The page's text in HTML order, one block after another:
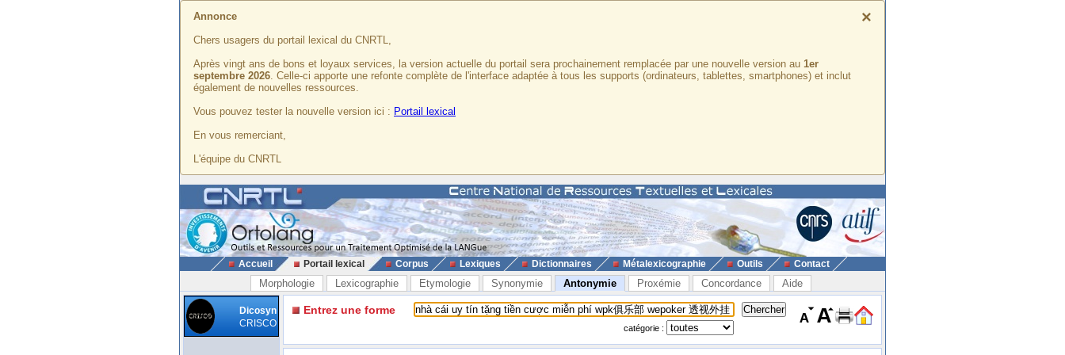
×
Annonce
Chers usagers du portail lexical du CNRTL,
Après vingt ans de bons et loyaux services, la version actuelle du portail sera prochainement remplacée par une nouvelle version au 1er
septembre 2026. Celle-ci apporte une refonte complète de l'interface adaptée à tous les supports (ordinateurs, tablettes, smartphones) et inclut
également de nouvelles ressources.
Vous pouvez tester la nouvelle version ici : Portail lexical
En vous remerciant,
L'équipe du CNRTL
Accueil Portail lexical Corpus Lexiques Dictionnaires Métalexicographie Outils Contact
Morphologie Lexicographie Etymologie Synonymie Antonymie Proxémie Concordance Aide
Dicosyn
CRISCO
Entrez une forme
catégorie :